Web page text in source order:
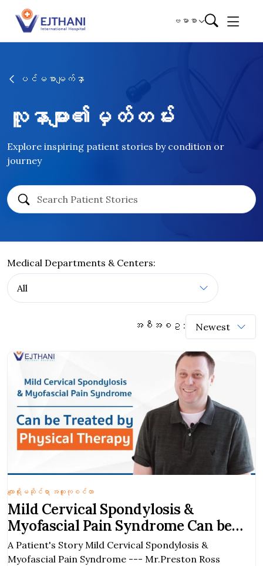
Skip to content
ဗမာစာ
ပင်မစာမျက်နှာ
လူနာများ၏မှတ်တမ်း
Explore inspiring patient stories by condition or
journey
Medical Departments & Centers:
အစီအစဥ :
Mild Cervical Spondylosis &
Myofascial Pain Syndrome Can be
Treated by Physical Therapy
A Patient's Story Mild Cervical Spondylosis &
Myofascial Pain Syndrome --- Mr.Preston Ross
ကျောရိုးမဆိုင်ရာ အထူးကုစင်တာ